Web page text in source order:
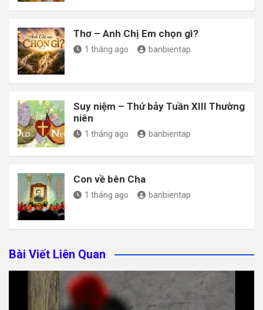
Thơ – Anh Chị Em chọn gì?
1 tháng ago banbientap
Suy niệm – Thứ bảy Tuần XIII Thường
niên
1 tháng ago banbientap
Con về bên Cha
1 tháng ago banbientap
Bài Viết Liên Quan